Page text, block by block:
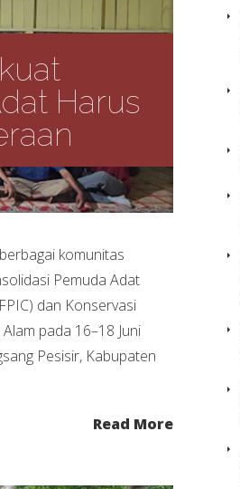
Harus
komunitas
Pemuda Adat
dan Konservasi
pada 16–18 Juni
Pesisir, Kabupaten
Read More